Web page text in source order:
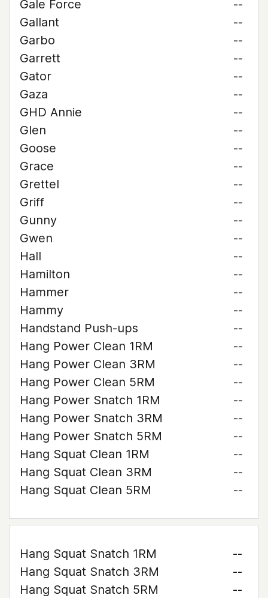
Gale Force
--
Gallant
--
Garbo
--
Garrett
--
Gator
--
Gaza
--
GHD Annie
--
Glen
--
Goose
--
Grace
--
Grettel
--
Griff
--
Gunny
--
Gwen
--
Hall
--
Hamilton
--
Hammer
--
Hammy
--
Handstand Push-ups
--
Hang Power Clean 1RM
--
Hang Power Clean 3RM
--
Hang Power Clean 5RM
--
Hang Power Snatch 1RM
--
Hang Power Snatch 3RM
--
Hang Power Snatch 5RM
--
Hang Squat Clean 1RM
--
Hang Squat Clean 3RM
--
Hang Squat Clean 5RM
--
Hang Squat Snatch 1RM
--
Hang Squat Snatch 3RM
--
Hang Squat Snatch 5RM
--